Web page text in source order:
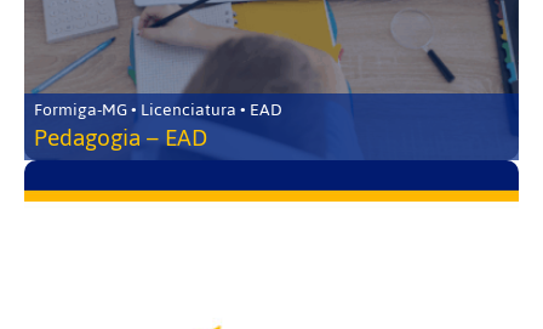
Formiga-MG • Licenciatura • EAD
Pedagogia – EAD